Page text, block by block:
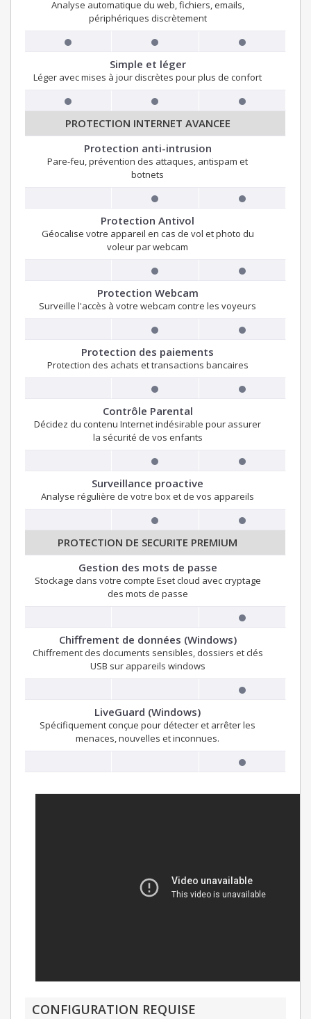
Analyse automatique du web, fichiers, emails,
périphériques discrètement
Simple et léger
Léger avec mises à jour discrètes pour plus de confort
PROTECTION INTERNET AVANCEE
Protection anti-intrusion
Pare-feu, prévention des attaques, antispam et
botnets
Protection Antivol
Géocalise votre appareil en cas de vol et photo du
voleur par webcam
Protection Webcam
Surveille l'accès à votre webcam contre les voyeurs
Protection des paiements
Protection des achats et transactions bancaires
Contrôle Parental
Décidez du contenu Internet indésirable pour assurer
la sécurité de vos enfants
Surveillance proactive
Analyse régulière de votre box et de vos appareils
PROTECTION DE SECURITE PREMIUM
Gestion des mots de passe
Stockage dans votre compte Eset cloud avec cryptage
des mots de passe
Chiffrement de données (Windows)
Chiffrement des documents sensibles, dossiers et clés
USB sur appareils windows
LiveGuard (Windows)
Spécifiquement conçue pour détecter et arrêter les
menaces, nouvelles et inconnues.
CONFIGURATION REQUISE